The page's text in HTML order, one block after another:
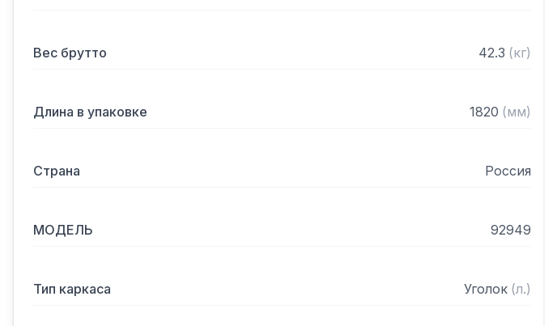
Вес брутто 42.3 (кг)
Длина в упаковке 1820 (мм)
Страна Россия
МОДЕЛЬ 92949
Тип каркаса Уголок (л.)